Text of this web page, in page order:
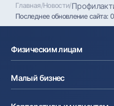
Ищите по сайту
Найти
Полезные ссылки
Главная/Новости/
Последнее обновление сайта:
Физическим лицам
Вклады
Карты
Курсы валют
Малый бизнес